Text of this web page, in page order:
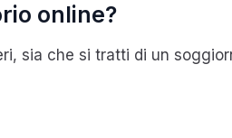
online?
sia che si tratti di un